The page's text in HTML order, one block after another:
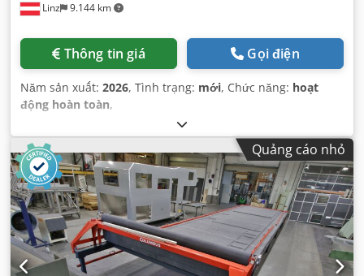
Linz 9.144 km
Thông tin giá Gọi điện
Năm sản xuất: 2026, Tình trạng: mới, Chức năng: hoạt
động hoàn toàn,
Quảng cáo nhỏ